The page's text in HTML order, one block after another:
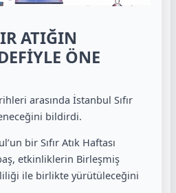
ATIĞIN
ÖNE
arasında İstanbul Sıfır
bildirdi.
bir Sıfır Atık Haftası
etkinliklerin Birleşmiş
ile birlikte yürütüleceğini